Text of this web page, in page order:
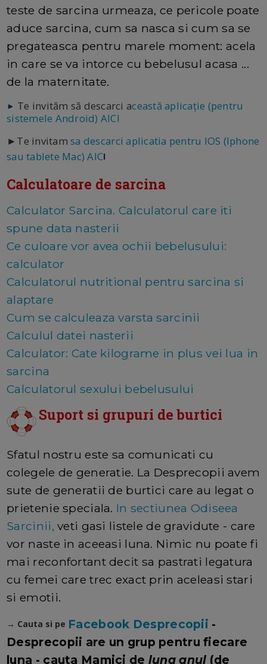
teste de sarcina urmeaza, ce pericole poate
aduce sarcina, cum sa nasca si cum sa se
pregateasca pentru marele moment: acela
in care se va intorce cu bebelusul acasa ...
de la maternitate.
► Te invităm să descarci această aplicație (pentru
sistemele Android) AICI
►Te invitamsa descarci aplicatia pentru IOS (Iphone
sau tablete Mac) AICI
Calculatoare de sarcina
Calculator Sarcina. Calculatorul care iti
spune data nasterii
Ce culoare vor avea ochii bebelusului:
calculator
Calculatorul nutritional pentru sarcina si
alaptare
Cum se calculeaza varsta sarcinii
Calculul datei nasterii
Calculator: Cate kilograme in plus vei lua in
sarcina
Calculatorul sexului bebelusului
Suport si grupuri de burtici
Sfatul nostru este sa comunicati cu
colegele de generatie. La Desprecopii avem
sute de generatii de burtici care au legat o
prietenie speciala. In sectiunea Odiseea
Sarcinii, veti gasi listele de gravidute - care
vor naste in aceeasi luna. Nimic nu poate fi
mai reconfortant decit sa pastrati legatura
cu femei care trec exact prin aceleasi stari
si emotii.
→ Cauta si pe Facebook Desprecopii -
Desprecopii are un grup pentru fiecare
luna - cauta Mamici de luna anul (de